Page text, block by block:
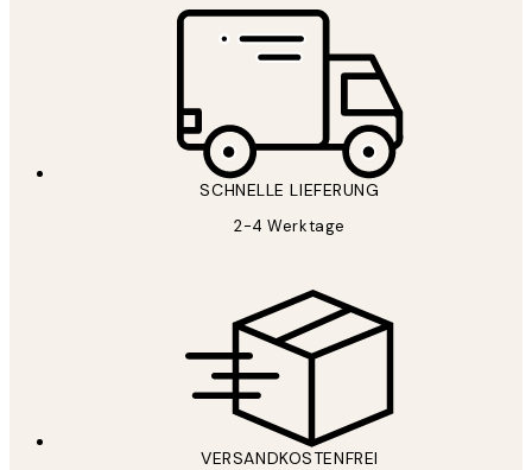
SCHNELLE LIEFERUNG
2-4 Werktage
VERSANDKOSTENFREI